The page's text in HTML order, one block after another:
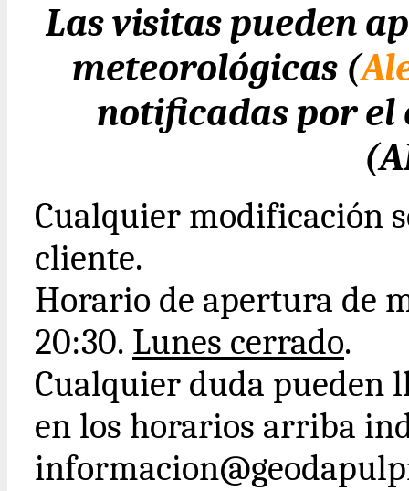
Las visitas pueden
meteorológicas (
notificadas por el
Cualquier modificación
cliente.
Horario de apertura de
20:30. Lunes cerrado.
Cualquier duda pueden
en los horarios arriba